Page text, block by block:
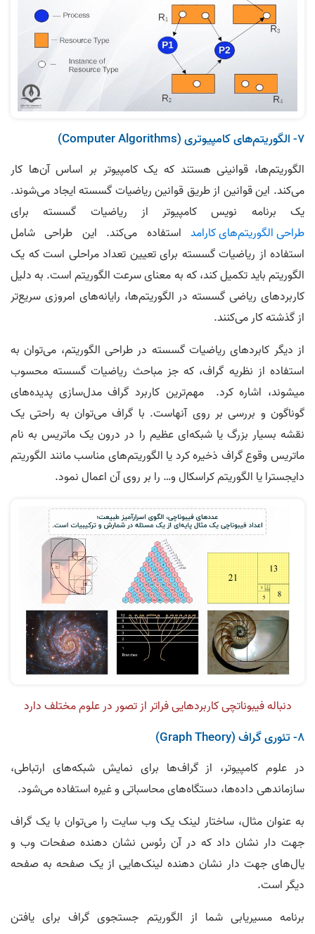
7- الگوریتم‌های کامپیوتری (Computer Algorithms)
الگوریتم‌ها، قوانینی هستند که یک کامپیوتر بر اساس آن‌ها کار
می‌کند. این قوانین از طریق قوانین ریاضیات گسسته ایجاد می‌شوند.
یک برنامه نویس کامپیوتر از ریاضیات گسسته برای
طراحی الگوریتم‌های کارامد استفاده می‌کند. این طراحی شامل
استفاده از ریاضیات گسسته برای تعیین تعداد مراحلی است که یک
الگوریتم باید تکمیل کند، که به معنای سرعت الگوریتم است. به دلیل
کاربردهای ریاضی گسسته در الگوریتم‌ها، رایانه‌های امروزی سریع‌تر
از گذشته کار می‌کنند.
از دیگر کابردهای ریاضیات گسسته در طراحی الگوریتم، می‌توان به
استفاده از نظریه گراف، که جز مباحث ریاضیات گسسته محسوب
میشوند، اشاره کرد. مهم‌ترین کاربرد گراف مدل‌سازی پدیده‌های
گوناگون و بررسی بر روی آنهاست. با گراف می‌توان به راحتی یک
نقشه بسیار بزرگ یا شبکه‌ای عظیم را در درون یک ماتریس به نام
ماتریس وقوع گراف ذخیره کرد یا الگوریتم‌های مناسب مانند الگوریتم
دایجسترا یا الگوریتم کراسکال و… را بر روی آن اعمال نمود.
دنباله فیبوناتچی کاربردهایی فراتر از تصور در علوم مختلف دارد
8- تئوری گراف (Graph Theory)
در علوم کامپیوتر، از گراف‌ها برای نمایش شبکه‌های ارتباطی،
سازماندهی داده‌ها، دستگاه‌های محاسباتی و غیره استفاده می‌شود.
به عنوان مثال، ساختار لینک یک وب سایت را می‌توان با یک گراف
جهت دار نشان داد که در آن رئوس نشان دهنده صفحات وب و
یال‌های جهت دار نشان دهنده لینک‌هایی از یک صفحه به صفحه
دیگر است.
برنامه مسیریابی شما از الگوریتم جستجوی گراف برای یافتن